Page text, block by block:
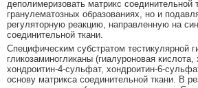
деполимеризовать матрикс соединительной
гранулематозных образованиях, но и
регуляторную реакцию, направленную на
соединительной ткани.
Специфическим субстратом тестикулярной
гликозаминогликаны (гиалуроновая кислота,
хондроитин-4-сульфат, хондроитин-6-
основу матрикса соединительной ткани. В